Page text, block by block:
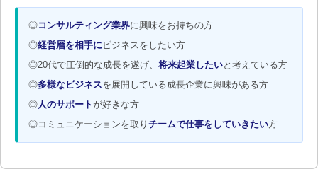
◎コンサルティング業界に興味をお持ちの方
◎経営層を相手にビジネスをしたい方
◎20代で圧倒的な成長を遂げ、 将来起業したいと考えている方
◎多様なビジネスを展開している成長企業に興味がある方
◎人のサポートが好きな方
◎コミュニケーションを取り チームで仕事をしていきたい方